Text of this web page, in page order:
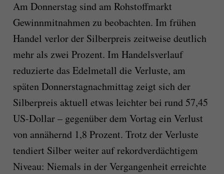
Am Donnerstag sind am Rohstoffmarkt
Gewinnmitnahmen zu beobachten. Im frühen
Handel verlor der Silberpreis zeitweise deutlich
mehr als zwei Prozent. Im Handelsverlauf
reduzierte das Edelmetall die Verluste, am
späten Donnerstagnachmittag zeigt sich der
Silberpreis aktuell etwas leichter bei rund 57,45
US-Dollar – gegenüber dem Vortag ein Verlust
von annähernd 1,8 Prozent. Trotz der Verluste
tendiert Silber weiter auf rekordverdächtigem
Niveau: Niemals in der Vergangenheit erreichte